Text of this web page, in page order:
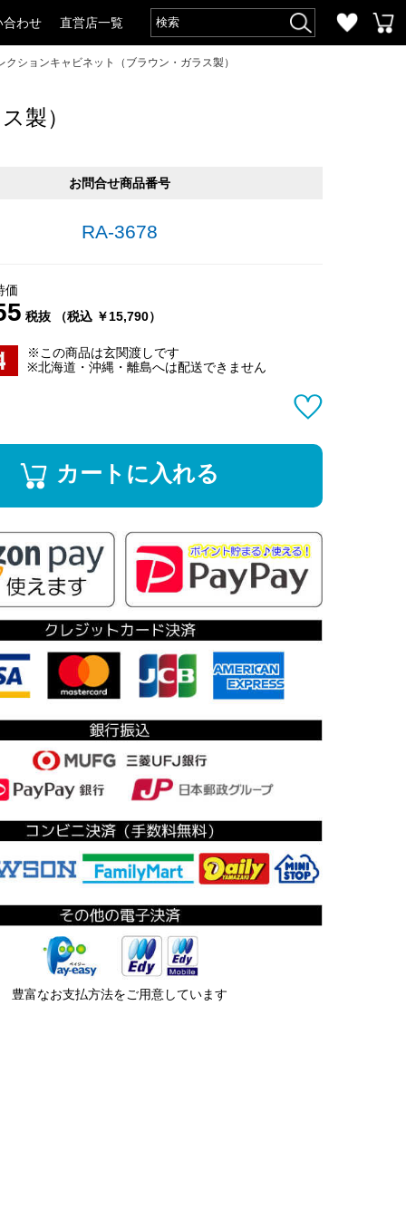
合わせ 直営店一覧
ションキャビネット（ブラウン・ガラス製）
製）
お問合せ商品番号
RA-3678
価
税抜 （税込 ￥15,790）
※この商品は玄関渡しです
※北海道・沖縄・離島へは配送できません
カートに入れる
豊富なお支払方法をご用意しています